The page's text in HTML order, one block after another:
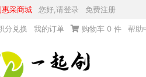
采商城 您好,请登录 免费注册
分兑换 我的订单 购物车 0 件 帮助